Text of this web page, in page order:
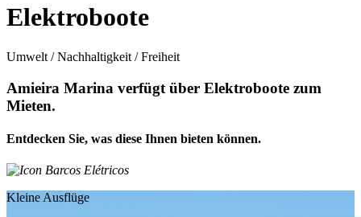
Elektroboote
Umwelt / Nachhaltigkeit / Freiheit
Amieira Marina verfügt über Elektroboote zum
Mieten.
Entdecken Sie, was diese Ihnen bieten können.
Kleine Ausflüge